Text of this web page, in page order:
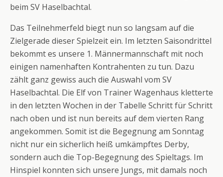
beim SV Haselbachtal.
Das Teilnehmerfeld biegt nun so langsam auf die
Zielgerade dieser Spielzeit ein. Im letzten Saisondrittel
bekommt es unsere 1. Männermannschaft mit noch
einigen namenhaften Kontrahenten zu tun. Dazu
zählt ganz gewiss auch die Auswahl vom SV
Haselbachtal. Die Elf von Trainer Wagenhaus kletterte
in den letzten Wochen in der Tabelle Schritt für Schritt
nach oben und ist nun bereits auf dem vierten Rang
angekommen. Somit ist die Begegnung am Sonntag
nicht nur ein sicherlich heiß umkämpftes Derby,
sondern auch die Top-Begegnung des Spieltags. Im
Hinspiel konnten sich unsere Jungs, mit damals noch